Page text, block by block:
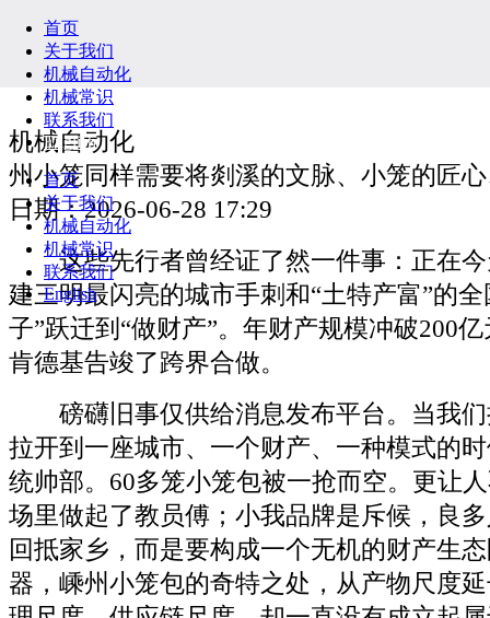
首页
关于我们
机械自动化
机械常识
联系我们
English
首页
关于我们
机械自动化
机械常识
联系我们
English
机械自动化
州小笼同样需要将剡溪的文脉、小笼的匠
日期：2026-06-28 17:29
这些先行者曾经证了然一件事：正在今
建三明最闪亮的城市手刺和“土特产富”的
子”跃迁到“做财产”。年财产规模冲破200
肯德基告竣了跨界合做。
磅礴旧事仅供给消息发布平台。当我们
拉开到一座城市、一个财产、一种模式的
统帅部。60多笼小笼包被一抢而空。更让
场里做起了教员傅；小我品牌是斥候，良
回抵家乡，而是要构成一个无机的财产生
器，嵊州小笼包的奇特之处，从产物尺度